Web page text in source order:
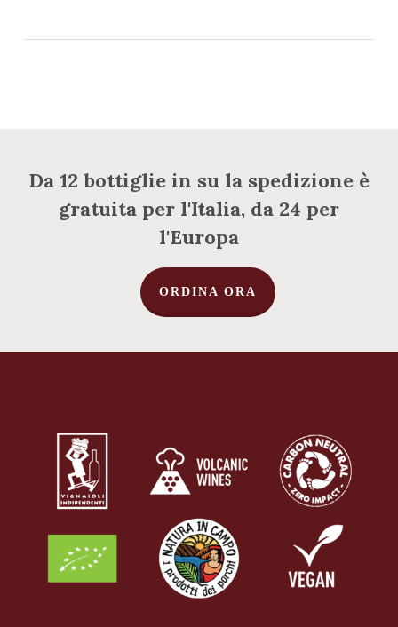
Nessun prodotto nel
carrello.
Da 12 bottiglie in su la spedizione è
gratuita per l'Italia, da 24 per
l'Europa
ORDINA ORA